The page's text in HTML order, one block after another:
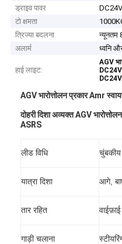
ड्राइव पावर
DC24V
टो क्षमता
त्रिज्या बदलना
न्यूनतम
अलार्म
ध्वनि
हाई लाइट:
AGV
DC24V
DC24V
AGV भारोत्तोलन प्रकार Amr
दोहरी दिशा अव्यक्त AGV
ASRS
लीड विधि
यात्रा दिशा आगे,
तार रहित
गाड़ी चलाना